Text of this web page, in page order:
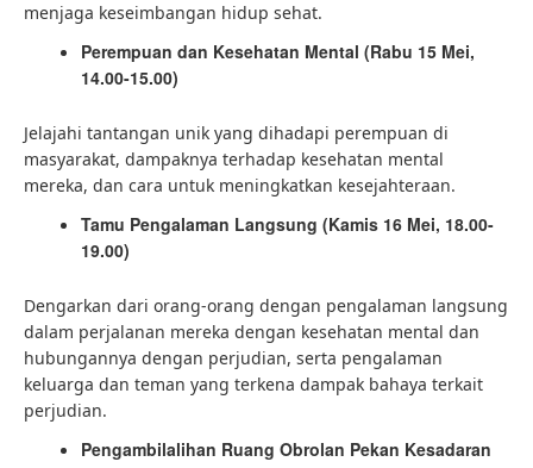
menjaga keseimbangan hidup sehat.
Perempuan dan Kesehatan Mental (Rabu 15 Mei,
14.00-15.00)
Jelajahi tantangan unik yang dihadapi perempuan di
masyarakat, dampaknya terhadap kesehatan mental
mereka, dan cara untuk meningkatkan kesejahteraan.
Tamu Pengalaman Langsung (Kamis 16 Mei, 18.00-
19.00)
Dengarkan dari orang-orang dengan pengalaman langsung
dalam perjalanan mereka dengan kesehatan mental dan
hubungannya dengan perjudian, serta pengalaman
keluarga dan teman yang terkena dampak bahaya terkait
perjudian.
Pengambilalihan Ruang Obrolan Pekan Kesadaran